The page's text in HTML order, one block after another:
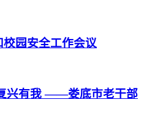
园安全工作会议
兴有我 ——娄底市老干部